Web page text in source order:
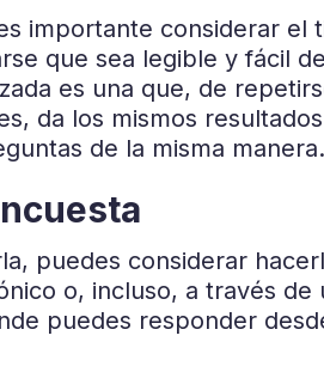
importante considerar el
que sea legible y fácil
es una que, de
da los mismos
de la misma manera.
puedes considerar
o, incluso, a través de
puedes responder